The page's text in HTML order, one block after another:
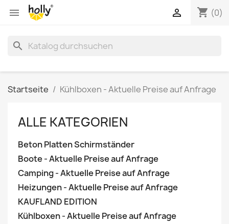
 shopping_cart (0)

search
Startseite Kühlboxen - Aktuelle Preise auf Anfrage
ALLE KATEGORIEN
Beton Platten Schirmständer
Boote - Aktuelle Preise auf Anfrage
Camping - Aktuelle Preise auf Anfrage
Heizungen - Aktuelle Preise auf Anfrage
KAUFLAND EDITION
Kühlboxen - Aktuelle Preise auf Anfrage